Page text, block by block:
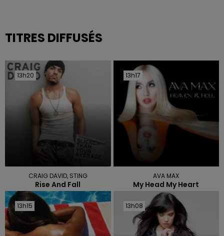
TITRES DIFFUSÉS
13h20
13h20
CRAIG DAVID, STING
Rise And Fall
13h17
13h17
AVA MAX
My Head My Heart
13h15
13h15 13h08
13h08